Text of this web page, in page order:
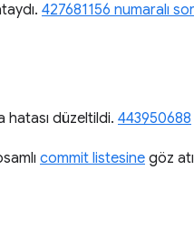
427681156 numaralı
hatası düzeltildi. 443950688
commit listesine göz